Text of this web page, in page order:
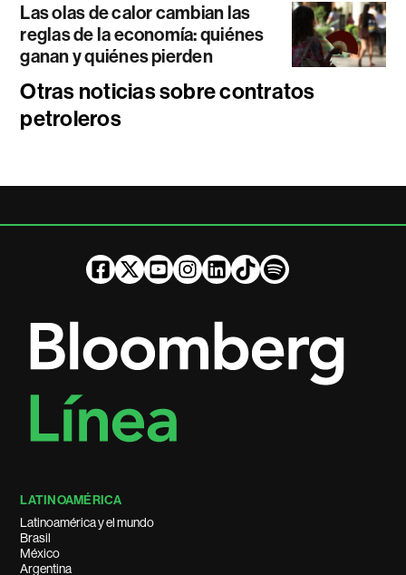
Las olas de calor cambian las
reglas de la economía: quiénes
ganan y quiénes pierden
Otras noticias sobre contratos
petroleros
LATINOAMÉRICA
Latinoamérica y el mundo
Brasil
México
Argentina